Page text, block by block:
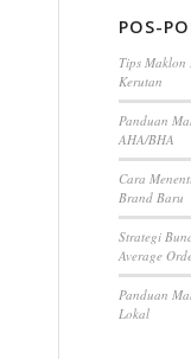
POS-
Tips Maklon
Kerutan
Panduan
AHA/BHA
Cara
Brand Baru
Strategi
Average
Panduan
Lokal